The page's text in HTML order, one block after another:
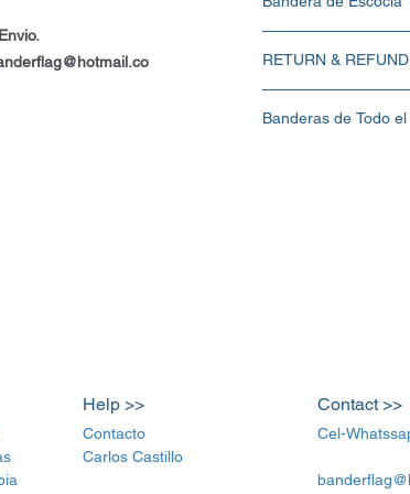
material 100%
Carlos Castillo :Cel-
RETURN &
customers know what
Banderas de Todo
Help >>
Contacto
Carlos Castillo
Contact >>
Cel-